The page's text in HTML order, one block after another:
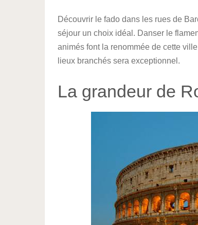
Découvrir le fado dans les rues de
séjour un choix idéal. Danser le
animés font la renommée de cette
lieux branchés sera exceptionnel.
La grandeur de